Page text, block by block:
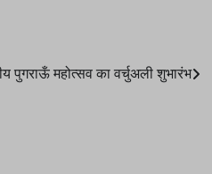
पुगराऊँ महोत्सव का वर्चुअली शुभारंभ